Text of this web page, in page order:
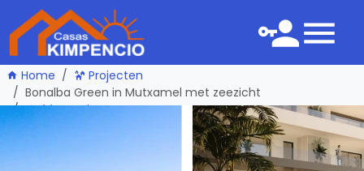
Home
Projecten
Bonalba Green in Mutxamel met zeezicht
één pagina terug